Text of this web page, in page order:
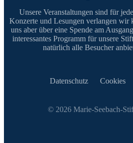
Unsere Veranstaltungen sind für
Konzerte und Lesungen verlangen wir
uns aber über eine Spende am
interessantes Programm für unsere
natürlich alle Besucher
Datenschutz Cookies
© 2026 Marie-Seebach-